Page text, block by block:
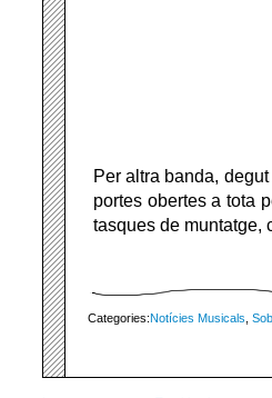
Per altra banda,
portes obertes a tota
tasques de muntatge,
Categories:Notícies Musicals